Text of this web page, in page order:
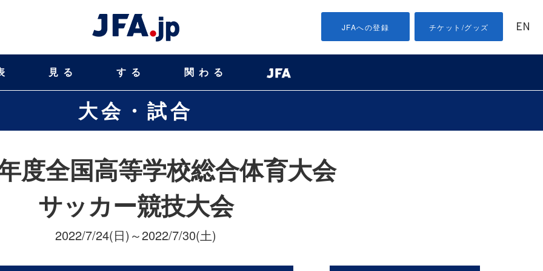
JFAへの登録 チケット/グッズ EN
見る する 関わる
大会・試合
度全国高等学校総合体育大会
サッカー競技大会
2022/7/24(日)～2022/7/30(土)